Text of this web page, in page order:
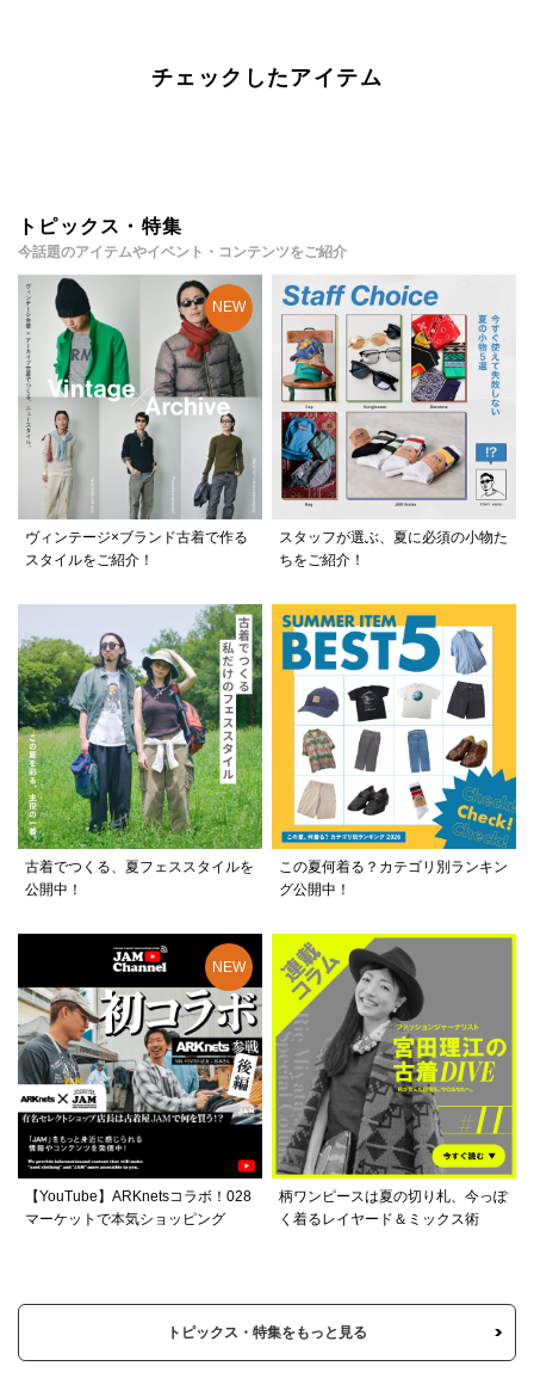
チェックしたアイテム
トピックス・特集
今話題のアイテムやイベント・コンテンツをご紹介
ヴィンテージ×ブランド古着で作る
スタイルをご紹介！
スタッフが選ぶ、夏に必須の小物た
ちをご紹介！
古着でつくる、夏フェススタイルを
公開中！
この夏何着る？カテゴリ別ランキン
グ公開中！
【YouTube】ARKnetsコラボ！028
マーケットで本気ショッピング
柄ワンピースは夏の切り札、今っぽ
く着るレイヤード＆ミックス術
トピックス・特集をもっと見る